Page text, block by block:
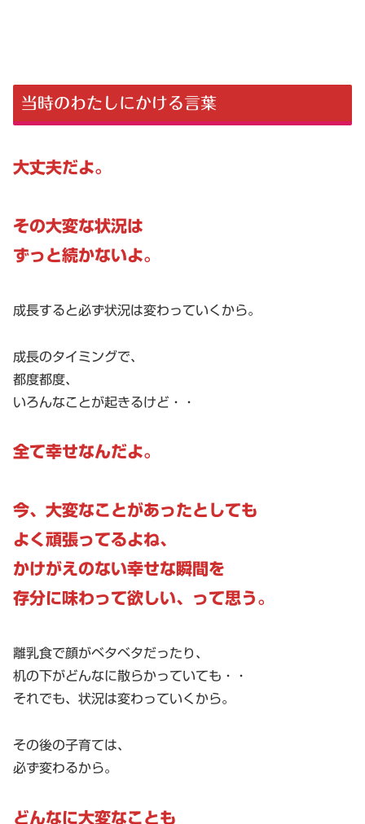
当時のわたしにかける言葉
大丈夫だよ。
その大変な状況は
ずっと続かないよ。
成長すると必ず状況は変わっていくから。
成長のタイミングで、
都度都度、
いろんなことが起きるけど・・
全て幸せなんだよ。
今、大変なことがあったとしても
よく頑張ってるよね、
かけがえのない幸せな瞬間を
存分に味わって欲しい、って思う。
離乳食で顔がベタベタだったり、
机の下がどんなに散らかっていても・・
それでも、状況は変わっていくから。
その後の子育ては、
必ず変わるから。
どんなに大変なことも